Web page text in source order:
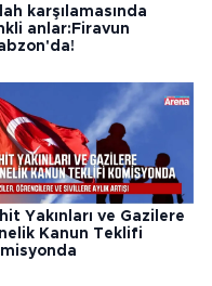
karşılamasında
anlar:Firavun
Yakınları ve Gazilere
Kanun Teklifi